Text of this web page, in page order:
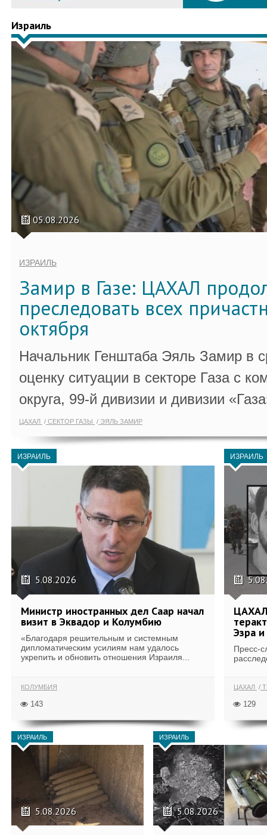
Израиль
05.08.2026
ИЗРАИЛЬ
Замир в Газе: ЦАХАЛ
преследовать всех
октября
Начальник Генштаба Эяль Замир в
оценку ситуации в секторе Газа с
округа, 99-й дивизии и дивизии
ЦАХАЛ СЕКТОР ГАЗЫ ЭЯЛЬ ЗАМИР
ИЗРАИЛЬ
5.08.2026
Министр иностранных дел Саар начал
визит в Эквадор и Колумбию
«Благодаря решительным и системным
дипломатическим усилиям нам удалось
укрепить и обновить отношения Израиля...
КОЛУМБИЯ
143
ИЗРАИЛЬ
ЦАХАЛ
Эзра
Пресс-
ЦАХАЛ
129
ИЗРАИЛЬ
5.08.2026
ИЗРАИЛЬ
5.08.2026